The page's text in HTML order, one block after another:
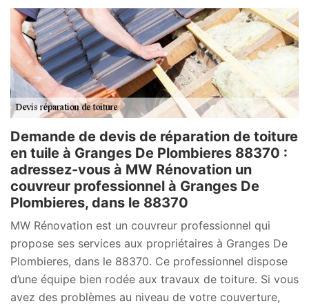
Demande de devis de réparation de toiture
en tuile à Granges De Plombieres 88370 :
adressez-vous à MW Rénovation un
couvreur professionnel à Granges De
Plombieres, dans le 88370
MW Rénovation est un couvreur professionnel qui
propose ses services aux propriétaires à Granges De
Plombieres, dans le 88370. Ce professionnel dispose
d’une équipe bien rodée aux travaux de toiture. Si vous
avez des problèmes au niveau de votre couverture,